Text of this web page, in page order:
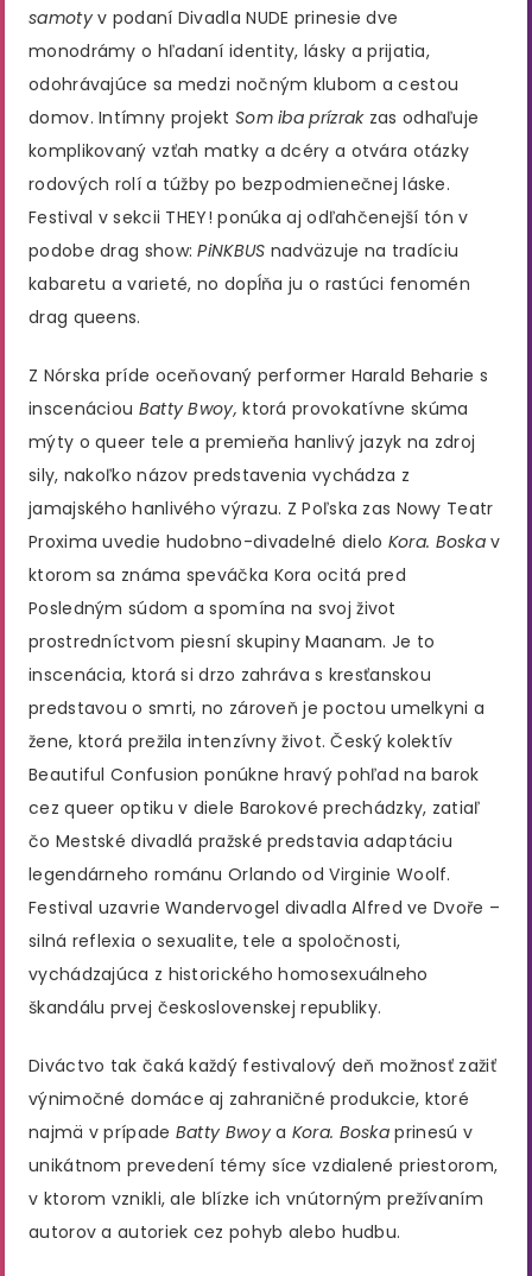
samotyv podaní Divadla NUDE prinesie dve
monodrámy o hľadaní identity, lásky a prijatia,
odohrávajúce sa medzi nočným klubom a cestou
domov. Intímny projekt Som iba prízrakzas odhaľuje
komplikovaný vzťah matky a dcéry a otvára otázky
rodových rolí a túžby po bezpodmienečnej láske.
Festival v sekcii THEY! ponúka aj odľahčenejší tón v
podobe drag show:PiNKBUS nadväzuje na tradíciu
kabaretu a varieté, no dopĺňa ju o rastúci fenomén
drag queens.
Z Nórska príde oceňovaný performer Harald Beharie s
inscenáciou Batty Bwoy, ktorá provokatívne skúma
mýty o queer tele a premieňa hanlivý jazyk na zdroj
sily, nakoľko názov predstavenia vychádza z
jamajského hanlivého výrazu. Z Poľska zas Nowy Teatr
Proxima uvedie hudobno-divadelné dielo Kora. Boska v
ktorom sa známa speváčka Kora ocitá pred
Posledným súdom a spomína na svoj život
prostredníctvom piesní skupiny Maanam. Je to
inscenácia, ktorá si drzo zahráva s kresťanskou
predstavou o smrti, no zároveň je poctou umelkyni a
žene, ktorá prežila intenzívny život. Český kolektív
Beautiful Confusion ponúkne hravý pohľad na barok
cez queer optiku v diele Barokové prechádzky, zatiaľ
čo Mestské divadlá pražské predstavia adaptáciu
legendárneho románu Orlando od Virginie Woolf.
Festival uzavrie Wandervogel divadla Alfred ve Dvoře –
silná reflexia o sexualite, tele a spoločnosti,
vychádzajúca z historického homosexuálneho
škandálu prvej československej republiky.
Diváctvo tak čaká každý festivalový deň možnosť zažiť
výnimočné domáce aj zahraničné produkcie, ktoré
najmä v prípade Batty Bwoya Kora. Boskaprinesú v
unikátnom prevedení témy síce vzdialené priestorom,
v ktorom vznikli, ale blízke ich vnútorným prežívaním
autorov a autoriek cez pohyb alebo hudbu.